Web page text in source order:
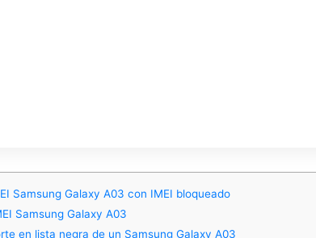
Samsung Galaxy A03 con IMEI bloqueado
Samsung Galaxy A03
en lista negra de un Samsung Galaxy A03